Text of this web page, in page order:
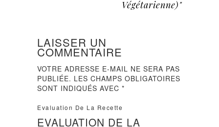
Végétarienne)"
LAISSER UN
COMMENTAIRE
VOTRE ADRESSE E-MAIL NE SERA PAS
PUBLIÉE. LES CHAMPS OBLIGATOIRES
SONT INDIQUÉS AVEC*
Evaluation De La Recette
EVALUATION DE LA